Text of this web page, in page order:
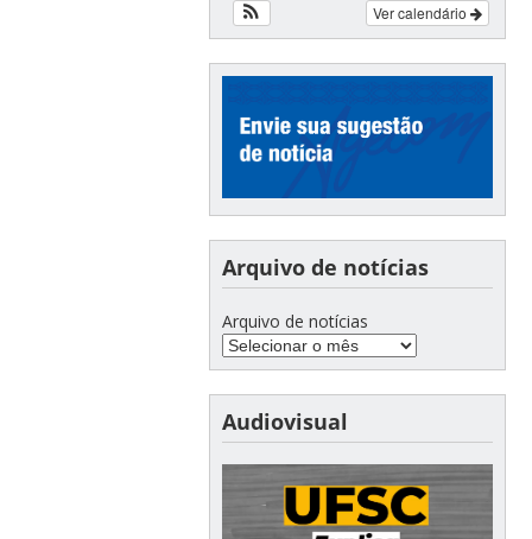
Ver calendário
Arquivo de notícias
Arquivo de notícias
Audiovisual